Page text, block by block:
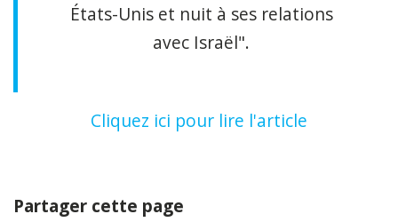
États-Unis et nuit à ses relations
avec Israël".
Cliquez ici pour lire l'article
Partager cette page